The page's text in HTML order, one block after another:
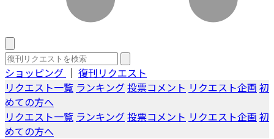
ショッピング ｜ 復刊リクエスト
リクエスト一覧 ランキング投票コメント リクエスト企画 初
めての方へ
リクエスト一覧 ランキング投票コメント リクエスト企画 初
めての方へ